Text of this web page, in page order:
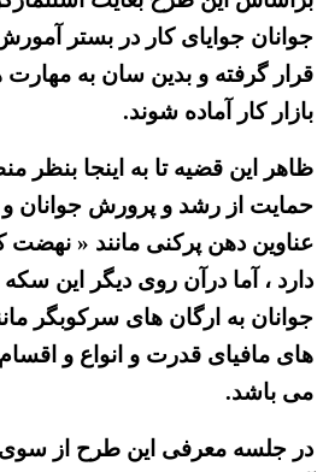
جوانان جوایای کار در بستر
قرار گرفته و بدین سان به مهارت
بازار کار آماده شوند.
ظاهر این قضیه تا به اینجا بنظر
حمایت از رشد و پرورش جوانان
عناوین دهن پرکنی مانند « نهضت
دارد ، آما درآن روی دیگر این
جوانان به ارگان های سرکوبگر
های مافیای قدرت و انواع و
می باشد.
در جلسه معرفی این طرح از سوی